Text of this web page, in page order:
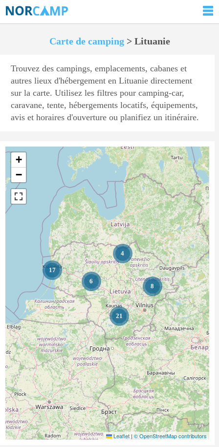
Carte de camping> Lituanie
Trouvez des campings, emplacements, cabanes et
autres lieux d'hébergement en Lituanie directement
sur la carte. Utilisez les filtres pour camping-car,
caravane, tente, hébergements locatifs, équipements,
avis et horaires d'ouverture ou planifiez un itinéraire.
4
17
8
6
21
+
−
Leaflet |© OpenStreetMap contributors